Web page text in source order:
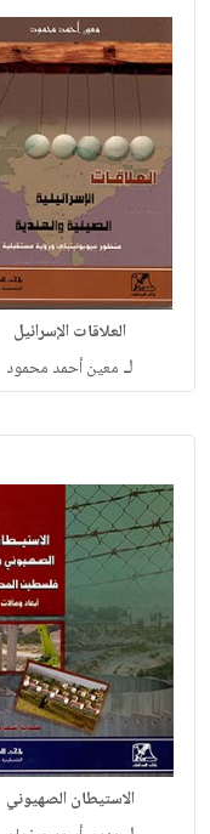
العلاقات الإسرائيل
لـ معين أحمد محمود
الاستيطان الصهيوني